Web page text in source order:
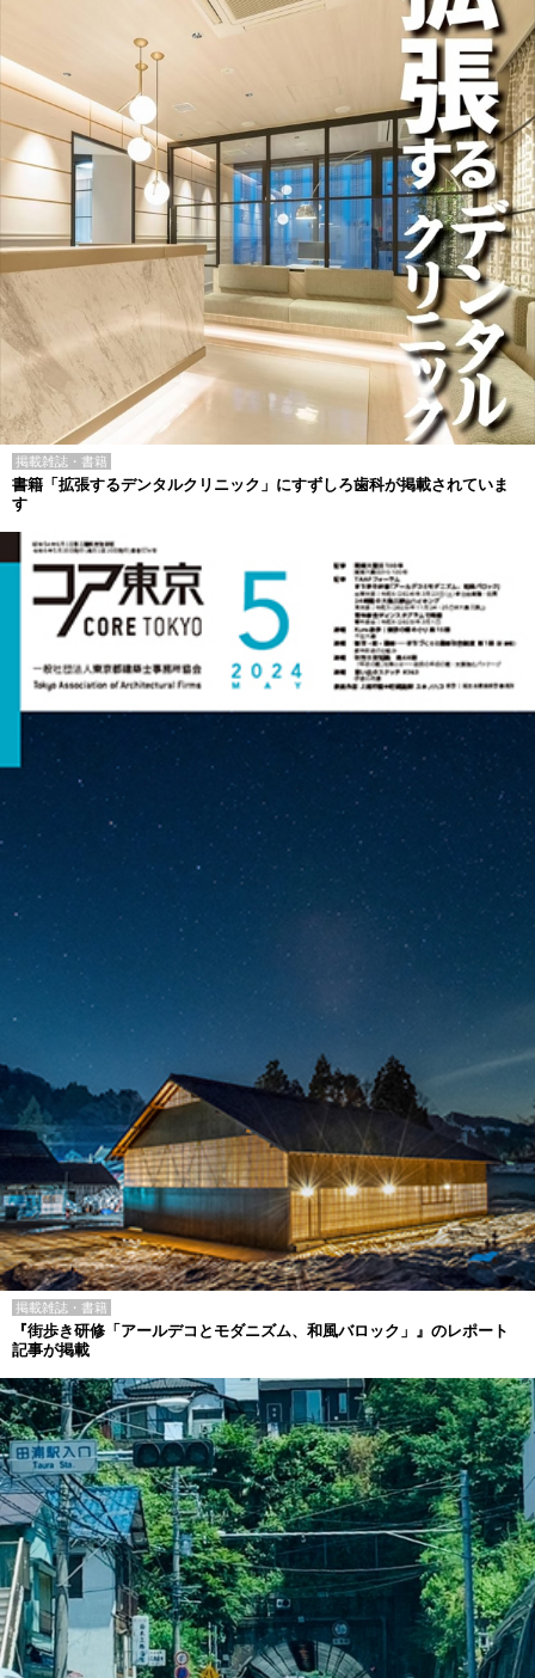
掲載雑誌・書籍
書籍「拡張するデンタルクリニック」にすずしろ歯科が掲載されていま
す
掲載雑誌・書籍
『街歩き研修「アールデコとモダニズム、和風バロック」』のレポート
記事が掲載